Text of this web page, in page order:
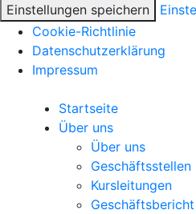
Einstellungen speichern
Cookie-Richtlinie
Datenschutzerklärung
Impressum
Startseite
Über uns
Über uns
Geschäftsstellen
Kursleitungen
Geschäftsbericht